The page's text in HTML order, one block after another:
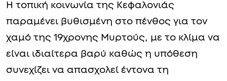
Η τοπική κοινωνία της Κεφαλονιάς
παραμένει βυθισμένη στο πένθος για τον
χαμό της 19χρονης Μυρτούς, με το κλίμα να
είναι ιδιαίτερα βαρύ καθώς η υπόθεση
συνεχίζει να απασχολεί έντονα τη